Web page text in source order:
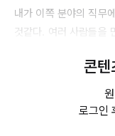
내가 이쪽 분야의 직무
것같다. 여러 사람들을
견문을 넓혀서 창의적
필요한 거였는지도 모른
콘텐
로그인